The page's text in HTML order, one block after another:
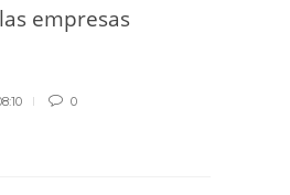
empresas
0